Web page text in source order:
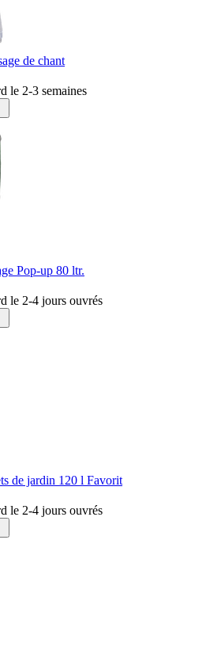
de chant
le 2-3 semaines
Pop-up 80 ltr.
le 2-4 jours ouvrés
de jardin 120 l Favorit
le 2-4 jours ouvrés